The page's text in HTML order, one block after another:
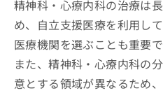
精神科・心療内科の治療は
め、自立支援医療を利用し
医療機関を選ぶことも重要で
また、精神科・心療内科の
意とする領域が異なるため